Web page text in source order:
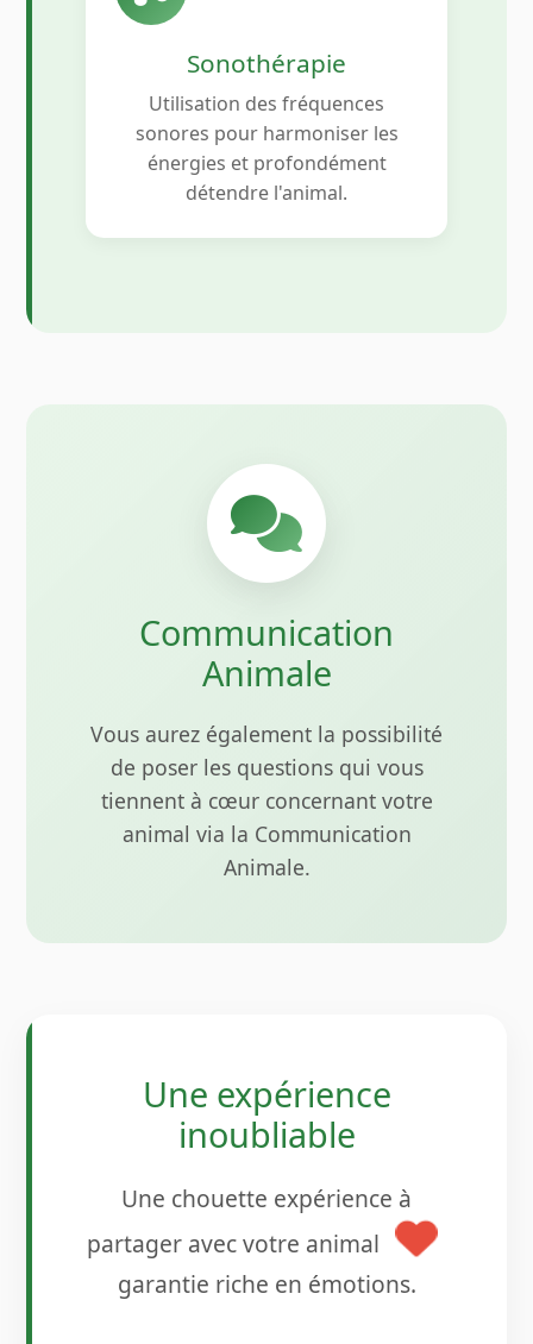
Sonothérapie
Utilisation des fréquences
sonores pour harmoniser les
énergies et profondément
détendre l'animal.
Communication
Animale
Vous aurez également la possibilité
de poser les questions qui vous
tiennent à cœur concernant votre
animal via la Communication
Animale.
Une expérience
inoubliable
Une chouette expérience à
partager avec votre animal
garantie riche en émotions.